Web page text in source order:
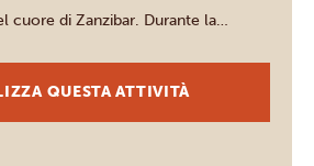
cuore di Zanzibar. Durante la
agilmente da un ramo […]
QUESTA ATTIVITÀ